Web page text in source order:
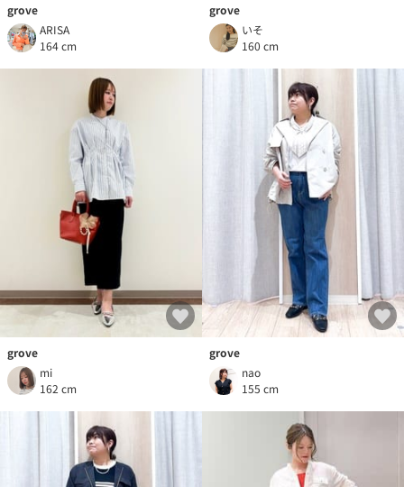
grove
ARISA
164 cm
grove
いそ
160 cm
grove
mi
162 cm
grove
nao
155 cm